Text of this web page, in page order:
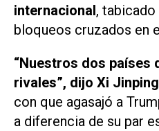
internacional,
bloqueos cruzados en
“Nuestros dos países
rivales”, dijo Xi Jinping
con que agasajó a
a diferencia de su par